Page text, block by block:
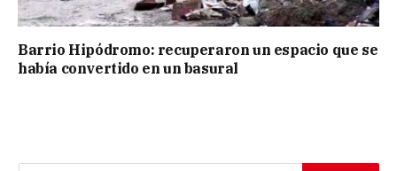
Barrio Hipódromo: recuperaron un espacio que se
había convertido en un basural